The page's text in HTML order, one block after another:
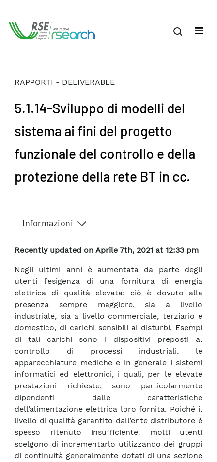
RAPPORTI - DELIVERABLE
5.1.14-Sviluppo di modelli del
sistema ai fini del progetto
funzionale del controllo e della
protezione della rete BT in cc.
Informazioni
Recently updated on Aprile 7th, 2021 at 12:33 pm
Negli ultimi anni è aumentata da parte degli
utenti l’esigenza di una fornitura di energia
elettrica di qualità elevata: ciò è dovuto alla
presenza sempre maggiore, sia a livello
industriale, sia a livello commerciale, terziario e
domestico, di carichi sensibili ai disturbi. Esempi
di tali carichi sono i dispositivi preposti al
controllo di processi industriali, le
apparecchiature mediche e in generale i sistemi
informatici ed elettronici, i quali, per le elevate
prestazioni richieste, sono particolarmente
dipendenti dalle caratteristiche
dell’alimentazione elettrica loro fornita. Poiché il
livello di qualità garantito dall’ente distributore è
spesso ritenuto insufficiente, molti utenti
scelgono di incrementarlo utilizzando dei gruppi
di continuità generalmente dotati di una sezione